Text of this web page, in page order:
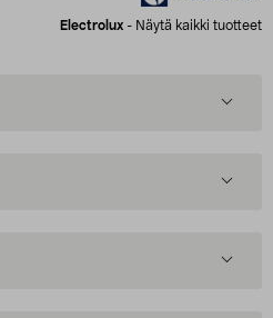
Electrolux - Näytä kaikki tuotteet